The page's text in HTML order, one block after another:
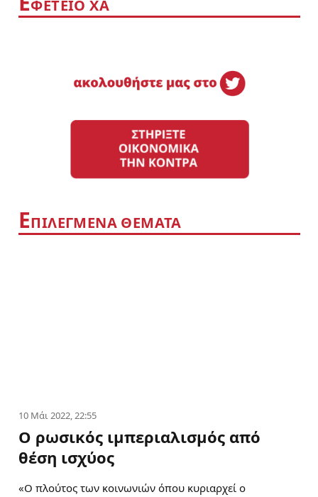
ΦΕΤΕΙΟ ΧΑ
ΕΠΙΛΕΓΜΕΝΑ ΘΕΜΑΤΑ
10 Μάι 2022, 22:55
Ο ρωσικός ιμπεριαλισμός από
θέση ισχύος
«Ο πλούτος των κοινωνιών όπου κυριαρχεί ο